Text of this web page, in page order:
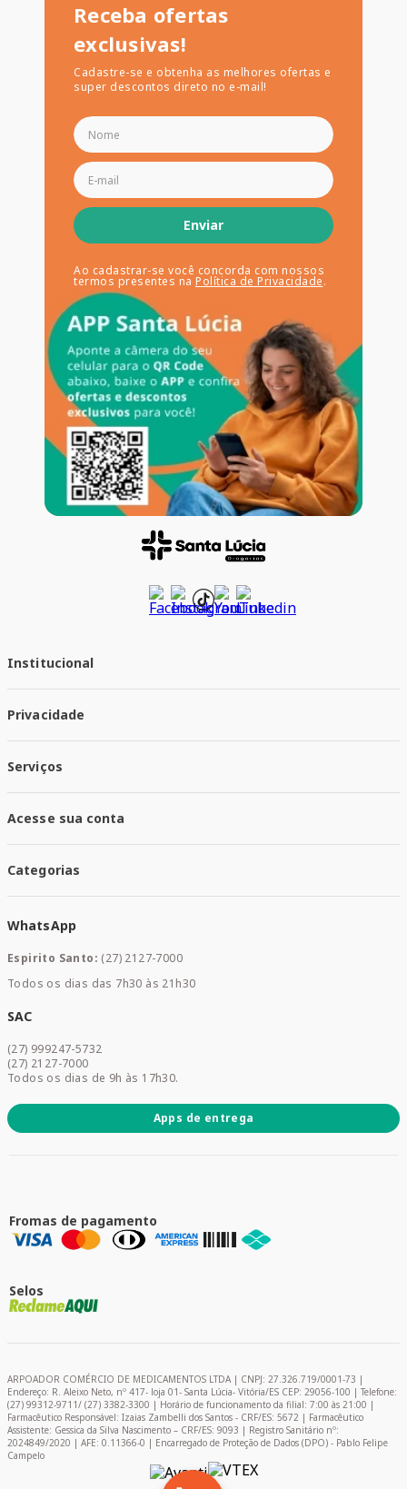
Receba ofertas
exclusivas!
Cadastre-se e obtenha as melhores ofertas e
super descontos direto no e-mail!
Enviar
Ao cadastrar-se você concorda com nossos
termos presentes na Política de Privacidade.
Institucional
Trabalhe conosco
Responsabilidade Social
Nossas Lojas
Privacidade
Política de Entrega
Trocas e Devoluções
Serviços
Santa Mais Exames
Santa Mais Serviços
Santa Mais Convenios
Acesse sua conta
Meus Pedidos
Categorias
Saúde e Bem-estar
Mamães e Bebê
Dermocosméticos
Promoções
WhatsApp
Espirito Santo: (27) 2127-7000
Todos os dias das 7h30 às 21h30
SAC
(27) 999247-5732
(27) 2127-7000
Todos os dias de 9h às 17h30.
Apps de entrega
Fromas de pagamento
Selos
ARPOADOR COMÉRCIO DE MEDICAMENTOS LTDA | CNPJ: 27.326.719/0001-73 |
Endereço: R. Aleixo Neto, nº 417- loja 01- Santa Lúcia- Vitória/ES CEP: 29056-100 | Telefone:
(27) 99312-9711/ (27) 3382-3300 | Horário de funcionamento da filial: 7:00 às 21:00 |
Farmacêutico Responsável: Izaias Zambelli dos Santos - CRF/ES: 5672 | Farmacêutico
Assistente: Gessica da Silva Nascimento – CRF/ES: 9093 | Registro Sanitário nº:
2024849/2020 | AFE: 0.11366-0 | Encarregado de Proteção de Dados (DPO) - Pablo Felipe
Campelo